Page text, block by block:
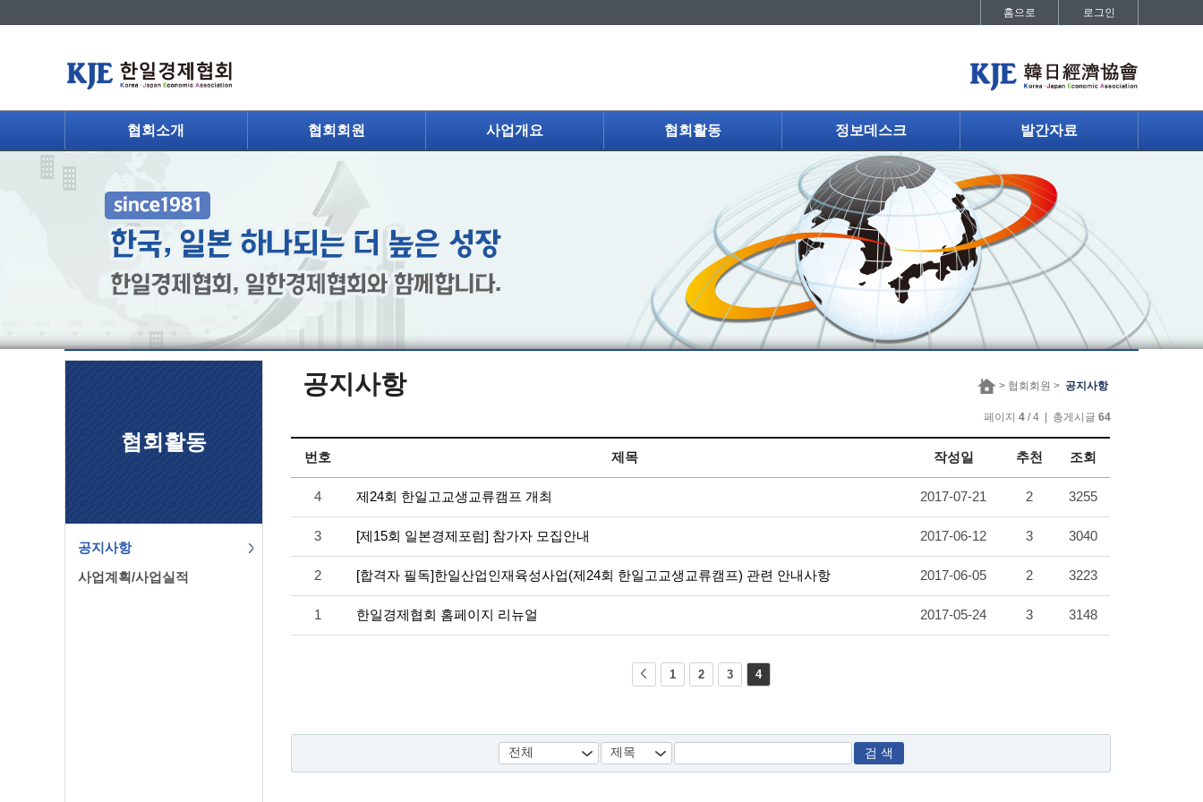
홈으로 로그인
협회소개 협회회원 사업개요 협회활동 정보데스크 발간자료
협회활동
공지사항
사업계획/사업실적
공지사항 > 협회회원 > 공지사항
페이지 4/ 4 | 총게시글 64
번호 제목 작성일 추천 조회
4 제24회 한일고교생교류캠프 개최 2017-07-21 2 3255
3 [제15회 일본경제포럼] 참가자 모집안내 2017-06-12 3 3040
2 [합격자 필독]한일산업인재육성사업(제24회 한일고교생교류캠프) 관련 안내사항 2017-06-05 2 3223
1 한일경제협회 홈페이지 리뉴얼 2017-05-24 3 3148
1 2 3 4
검 색